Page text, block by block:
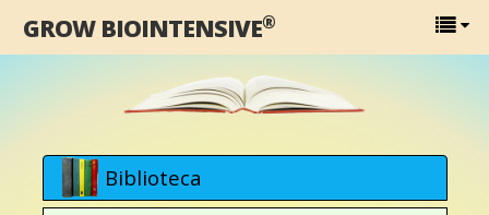
GROW BIOINTENSIVE®
Biblioteca